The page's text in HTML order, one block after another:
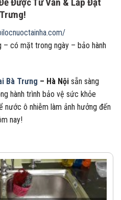
có mặt trong ngày – bảo hành
Bà Trưng – Hà Nội sẵn sàng
hành trình bảo vệ sức khỏe
nước ô nhiễm làm ảnh hưởng đến
nay!